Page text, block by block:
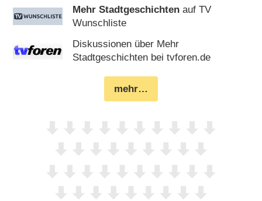
Mehr Stadtgeschichten auf TV
Wunschliste
Diskussionen über Mehr
Stadtgeschichten bei tvforen.de
mehr…